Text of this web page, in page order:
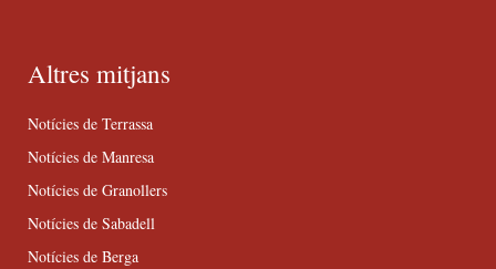
Altres mitjans
Notícies de Terrassa
Notícies de Manresa
Notícies de Granollers
Notícies de Sabadell
Notícies de Berga